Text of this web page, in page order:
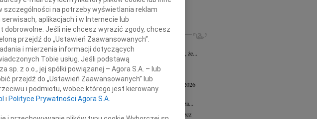
+ szukanie zaawansowane
INNE NEKROLOGI
Jerzy Marcisz02.07.2026Bydgoszcz
Z głębokim żalem i smutkiem zawiadamiamy, że...
Maria Kisiel 20.05.2026
Dnia 13 maja 2026 zmarła Maria Kisiel...
Konrad Antoni Minkiewicz
18.05.2026
Bydgoszcz
Trzeba pamiętać o nieustannej wdzięczności za...
wiek: 79 13.05.2026
Bydgoszcz
na potrzeby wyświetlania reklam
aplikacjach i w Internecie lub
Jeśli nie chcesz wyrazić zgody, chcesz
przejdź do „Ustawień Zaawansowanych”.
i mierzenia informacji dotyczących
Tobie usług. Jeśli podstawą
z o.o., jej spółki powiązanej – Agora S.A. – lub
przejdź do „Ustawień Zaawansowanych” lub
i podmiotu, wobec którego jest kierowany.
i Polityce Prywatności Agora S.A.